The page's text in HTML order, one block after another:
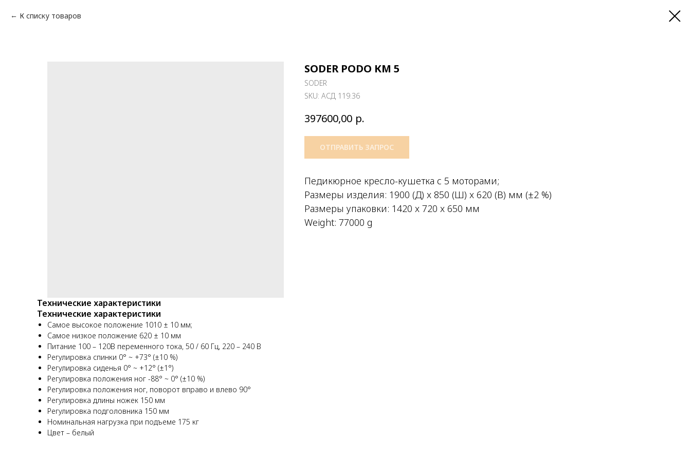
К списку товаров
SODER PODO КМ 5
SODER
SKU: АСД 119.36
397600,00 р.
ОТПРАВИТЬ ЗАПРОС
Педикюрное кресло-кушетка с 5 моторами;
Размеры изделия: 1900 (Д) x 850 (Ш) x 620 (В) мм (±2 %)
Размеры упаковки: 1420 x 720 x 650 мм
Weight: 77000 g
Технические характеристики
Технические характеристики
Самое высокое положение 1010 ± 10 мм;
Самое низкое положение 620 ± 10 мм
Питание 100 – 120В переменного тока, 50 / 60 Гц, 220 – 240 В
Регулировка спинки 0° ~ +73° (±10 %)
Регулировка сиденья 0° ~ +12° (±1°)
Регулировка положения ног -88° ~ 0° (±10 %)
Регулировка положения ног, поворот вправо и влево 90°
Регулировка длины ножек 150 мм
Регулировка подголовника 150 мм
Номинальная нагрузка при подъеме 175 кг
Цвет – белый